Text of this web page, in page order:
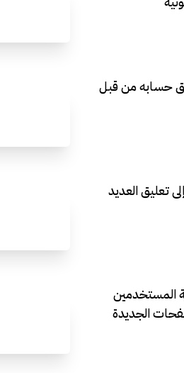
حسابه من قبل
تعليق العديد
المستخدمين
الجديدة